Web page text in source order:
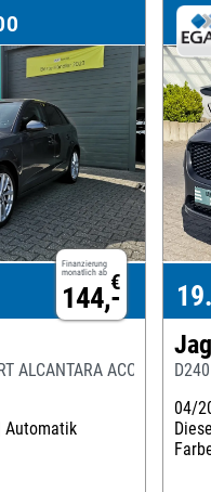
Finanzierung
monatlich ab €
144,-
ALCANTARA ACC PDC
Automatik
04/